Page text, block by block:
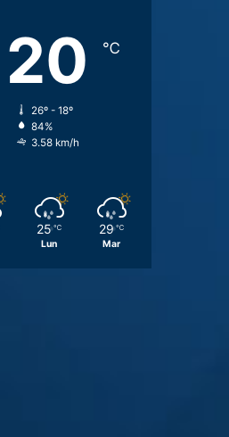
20 ℃
26º - 18º
84%
3.58 km/h
25 ℃
Lun
29 ℃
Mar